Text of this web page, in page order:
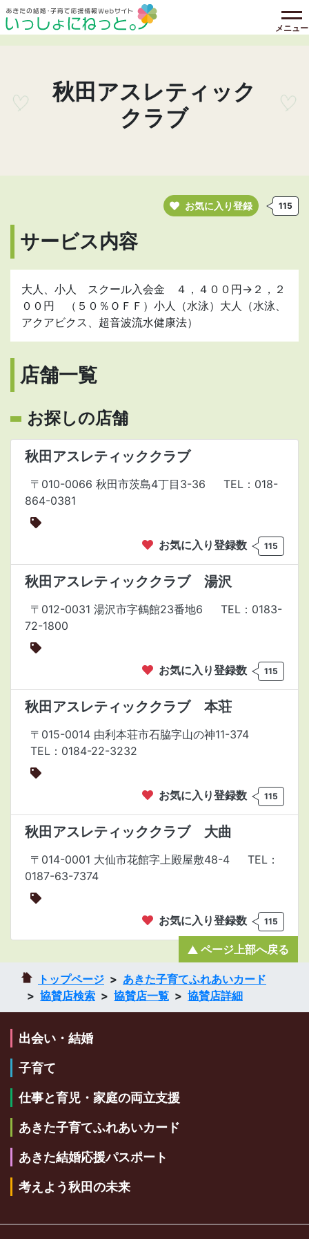
メニュー
秋田アスレティック
クラブ
お気に入り登録 115
サービス内容
大人、小人 スクール入会金 ４，４００円→２，２
００円 （５０％ＯＦＦ）小人（水泳）大人（水泳、
アクアビクス、超音波流水健康法）
店舗一覧
お探しの店舗
秋田アスレティッククラブ
〒010-0066 秋田市茨島4丁目3-36
TEL：018-
864-0381
お気に入り登録数 115
秋田アスレティッククラブ 湯沢
〒012-0031 湯沢市字鶴館23番地6
TEL：0183-
72-1800
お気に入り登録数 115
秋田アスレティッククラブ 本荘
〒015-0014 由利本荘市石脇字山の神11-374
TEL：0184-22-3232
お気に入り登録数 115
秋田アスレティッククラブ 大曲
〒014-0001 大仙市花館字上殿屋敷48-4
TEL：
0187-63-7374
お気に入り登録数 115
トップページ
あきた子育てふれあいカード
協賛店検索
協賛店一覧 協賛店詳細
ページ上部へ戻る
出会い・結婚
子育て
仕事と育児・家庭の両立支援
あきた子育てふれあいカード
あきた結婚応援パスポート
考えよう秋田の未来